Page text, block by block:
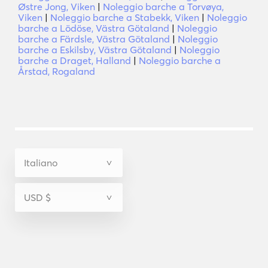
Østre Jong, Viken | Noleggio barche a Torvøya,
Viken | Noleggio barche a Stabekk, Viken | Noleggio
barche a Lödöse, Västra Götaland | Noleggio
barche a Färdsle, Västra Götaland | Noleggio
barche a Eskilsby, Västra Götaland | Noleggio
barche a Draget, Halland | Noleggio barche a
Årstad, Rogaland